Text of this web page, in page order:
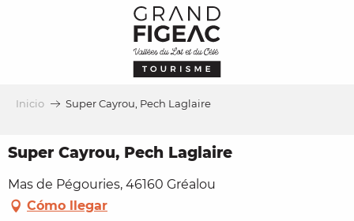
Inicio Super Cayrou, Pech Laglaire
Super Cayrou, Pech Laglaire
Mas de Pégouries, 46160 Gréalou
Cómo llegar